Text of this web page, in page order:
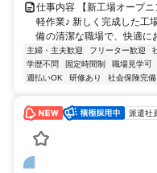
仕事内容 【新工場オープ
軽作業♪ 新しく完成した工
備の清潔な職場で、快適に
主婦・主夫歓迎 フリーター歓迎
学歴不問
固定時間制 職場見学可
週払いOK
研修あり 社会保険完備
派遣社